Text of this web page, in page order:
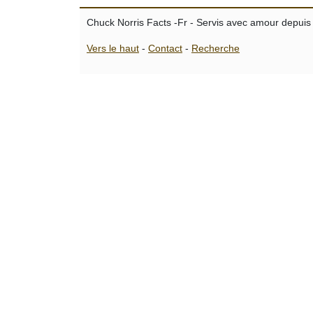
Chuck Norris Facts -Fr - Servis avec amour
Vers le haut - Contact - Recherche